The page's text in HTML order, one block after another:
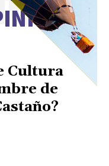
Cultura
de